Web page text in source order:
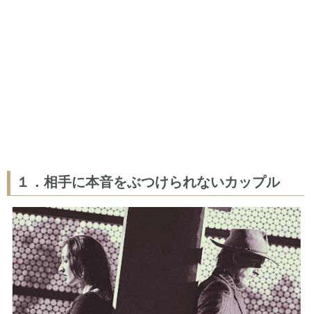
１．相手に本音をぶつけられないカップル